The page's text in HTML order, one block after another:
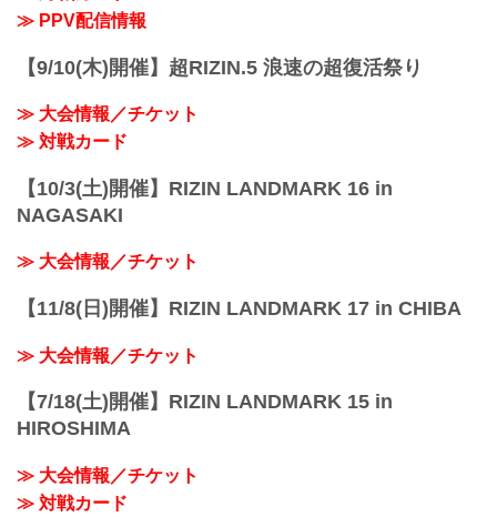
≫ PPV配信情報
【9/10(木)開催】超RIZIN.5 浪速の超復活祭り
≫ 大会情報／チケット
≫ 対戦カード
【10/3(土)開催】RIZIN LANDMARK 16 in
NAGASAKI
≫ 大会情報／チケット
【11/8(日)開催】RIZIN LANDMARK 17 in CHIBA
≫ 大会情報／チケット
【7/18(土)開催】RIZIN LANDMARK 15 in
HIROSHIMA
≫ 大会情報／チケット
≫ 対戦カード